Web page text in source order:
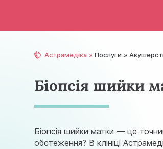
Астрамедіка Послуги
Біопсія шийки
Біопсія шийки матки — це
обстеження? В клініці